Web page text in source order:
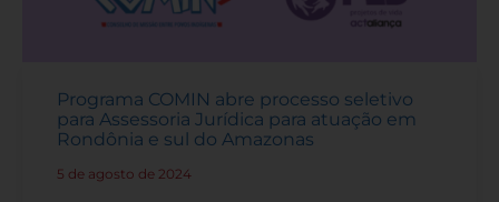
Programa COMIN abre processo seletivo
para Assessoria Jurídica para atuação em
Rondônia e sul do Amazonas
5 de agosto de 2024